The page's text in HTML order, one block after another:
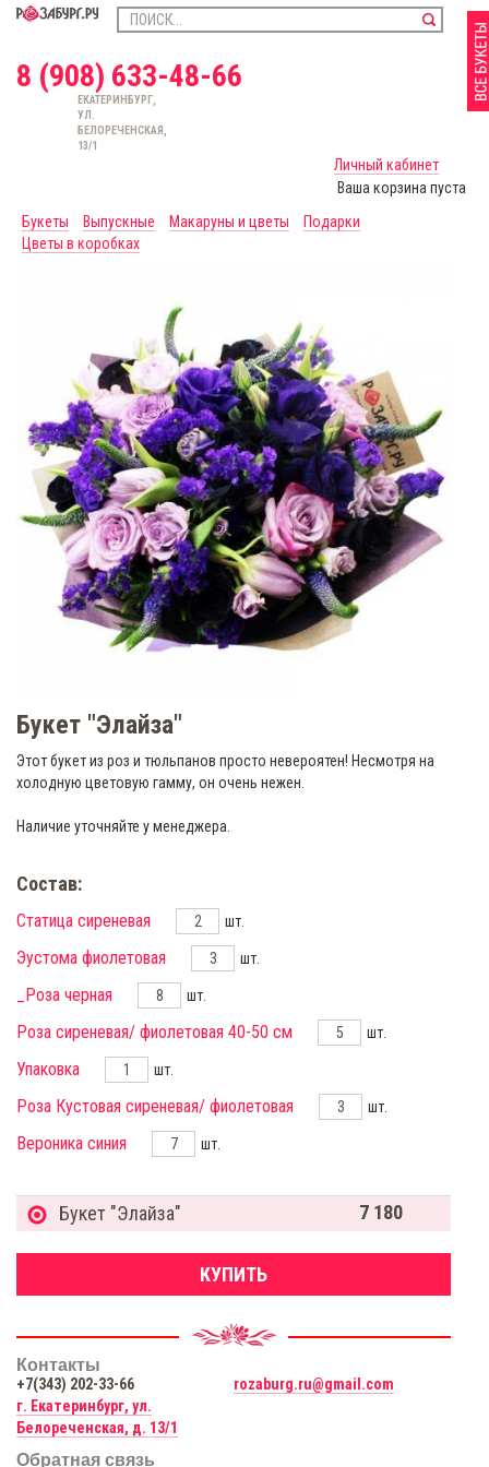
8 (908) 633-48-66
ЕКАТЕРИНБУРГ,
УЛ.
БЕЛОРЕЧЕНСКАЯ,
13/1
Личный кабинет
Ваша корзина пуста
Букеты
Выпускные Макаруны и цветы
Подарки
Цветы в коробках
Букет "Элайза"
Этот букет из роз и тюльпанов просто невероятен! Несмотря на
холодную цветовую гамму, он очень нежен.
Наличие уточняйте у менеджера.
Состав:
Статица сиреневая шт.
Эустома фиолетовая шт.
_Роза черная шт.
Роза сиреневая/ фиолетовая 40-50 см шт.
Упаковка шт.
Роза Кустовая сиреневая/ фиолетовая шт.
Вероника синия шт.
Букет "Элайза" 7 180
КУПИТЬ
Контакты
+7(343) 202-33-66
rozaburg.ru@gmail.com
г. Екатеринбург, ул.
Белореченская, д. 13/1
Обратная связь